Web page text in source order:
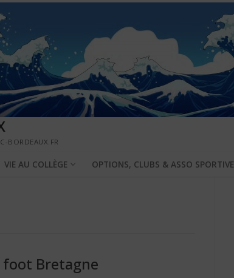
BORDEAUX.FR
VIE AU COLLÈGE OPTIONS, CLUBS & ASSO SPORTIVE
Bretagne